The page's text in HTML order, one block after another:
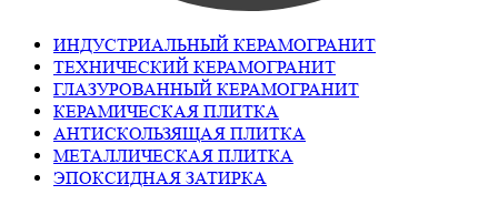
ИНДУСТРИАЛЬНЫЙ КЕРАМОГРАНИТ
ТЕХНИЧЕСКИЙ КЕРАМОГРАНИТ
ГЛАЗУРОВАННЫЙ КЕРАМОГРАНИТ
КЕРАМИЧЕСКАЯ ПЛИТКА
АНТИСКОЛЬЗЯЩАЯ ПЛИТКА
МЕТАЛЛИЧЕСКАЯ ПЛИТКА
ЭПОКСИДНАЯ ЗАТИРКА